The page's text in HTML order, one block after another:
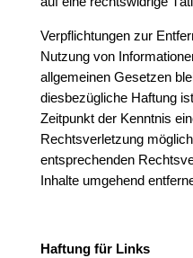
Verpflichtungen zur
Nutzung von
allgemeinen Gesetzen
diesbezügliche Haftung
Zeitpunkt der Kenntnis
Rechtsverletzung
entsprechenden
Inhalte umgehend
Haftung für Links